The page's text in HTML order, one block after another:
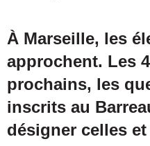
À Marseille, les
approchent. Les
prochains, les
inscrits au
désigner celles